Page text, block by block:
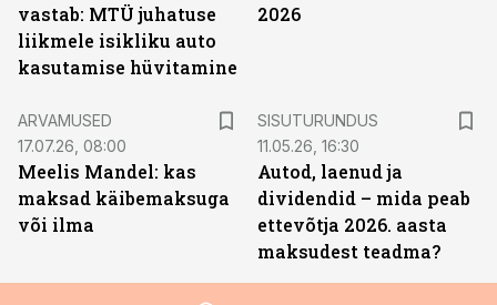
vastab: MTÜ juhatuse
liikmele isikliku auto
kasutamise hüvitamine
2026
ARVAMUSED
17.07.26, 08:00
Meelis Mandel: kas
maksad käibemaksuga
või ilma
SISUTURUNDUS
11.05.26, 16:30
Autod, laenud ja
dividendid – mida peab
ettevõtja 2026. aasta
maksudest teadma?